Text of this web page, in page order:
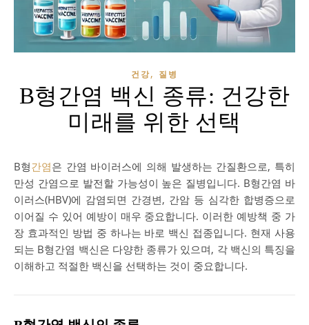
건강, 질병
B형간염 백신 종류: 건강한
미래를 위한 선택
B형간염은 간염 바이러스에 의해 발생하는 간질환으로, 특히
만성 간염으로 발전할 가능성이 높은 질병입니다. B형간염 바
이러스(HBV)에 감염되면 간경변, 간암 등 심각한 합병증으로
이어질 수 있어 예방이 매우 중요합니다. 이러한 예방책 중 가
장 효과적인 방법 중 하나는 바로 백신 접종입니다. 현재 사용
되는 B형간염 백신은 다양한 종류가 있으며, 각 백신의 특징을
이해하고 적절한 백신을 선택하는 것이 중요합니다.